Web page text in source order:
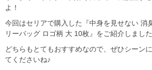
よ！
今回はセリアで購入した『中身を見せない 消
リーバッグ ロゴ柄 大 10枚』をご紹介しました
どちらもとてもおすすめなので、ぜひシーン
てくださいね♪